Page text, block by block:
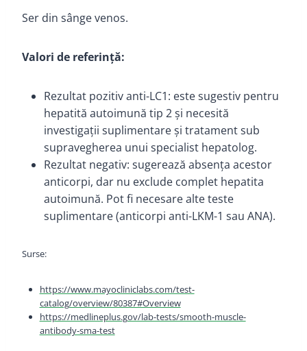
Ser din sânge venos.
Valori de referință:
Rezultat pozitiv anti-LC1: este sugestiv pentru
hepatită autoimună tip 2 și necesită
investigații suplimentare și tratament sub
supravegherea unui specialist hepatolog.
Rezultat negativ: sugerează absența acestor
anticorpi, dar nu exclude complet hepatita
autoimună. Pot fi necesare alte teste
suplimentare (anticorpi anti-LKM-1 sau ANA).
Surse:
https://www.mayocliniclabs.com/test-
catalog/overview/80387#Overview
https://medlineplus.gov/lab-tests/smooth-muscle-
antibody-sma-test